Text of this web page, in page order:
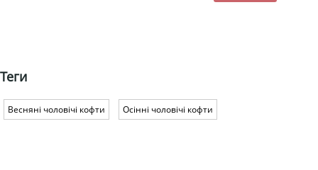
Теги
Весняні чоловічі кофти Осінні чоловічі кофти